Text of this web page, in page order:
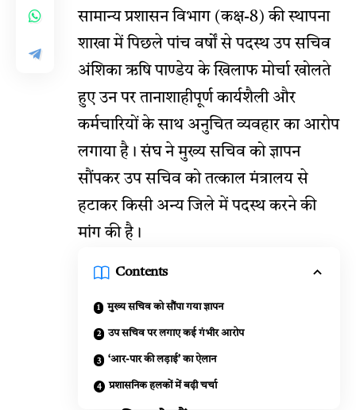
सामान्य प्रशासन विभाग (कक्ष-8) की स्थापना
शाखा में पिछले पांच वर्षों से पदस्थ उप सचिव
अंशिका ऋषि पाण्डेय के खिलाफ मोर्चा खोलते
हुए उन पर तानाशाहीपूर्ण कार्यशैली और
कर्मचारियों के साथ अनुचित व्यवहार का आरोप
लगाया है। संघ ने मुख्य सचिव को ज्ञापन
सौंपकर उप सचिव को तत्काल मंत्रालय से
हटाकर किसी अन्य जिले में पदस्थ करने की
मांग की है।
Contents
मुख्य सचिव को सौंपा गया ज्ञापन
उप सचिव पर लगाए कई गंभीर आरोप
‘आर-पार की लड़ाई’ का ऐलान
प्रशासनिक हलकों में बढ़ी चर्चा